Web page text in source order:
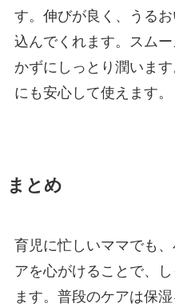
す。伸びが良く、うる
込んでくれます。スム
かずにしっとり潤いま
にも安心して使えます。
まとめ
育児に忙しいママでも
アを心がけることで、
ます。普段のケアは保